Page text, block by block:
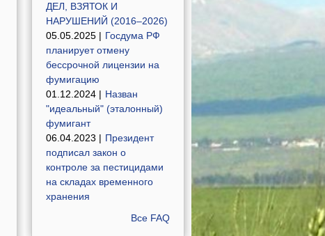
ДЕЛ, ВЗЯТОК И
НАРУШЕНИЙ (2016–2026)
05.05.2025 | Госдума РФ
планирует отмену
бессрочной лицензии на
фумигацию
01.12.2024 | Назван
"идеальный" (эталонный)
фумигант
06.04.2023 | Президент
подписал закон о
контроле за пестицидами
на складах временного
хранения
Все FAQ